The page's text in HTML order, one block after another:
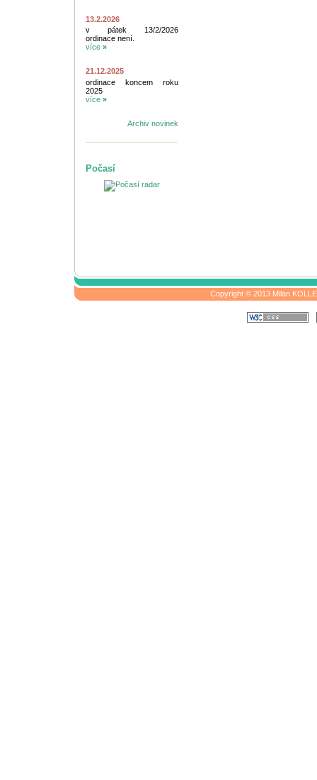
13.2.2026
v pátek 13/2/2026
ordinace není.
více »
21.12.2025
ordinace koncem roku
2025
více »
Archiv novinek
Počasí
Copyright © 2013 Milan